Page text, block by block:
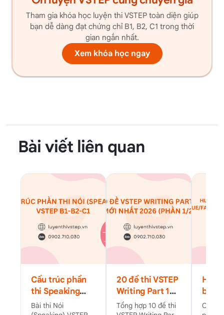
Tham gia khóa học luyện thi VSTEP toàn diện giúp
bạn dễ dàng đạt chứng chỉ B1, B2, C1 trong thời
gian ngắn nhất.
Xem khóa học ngay
Bài viết liên quan
Cấu trúc phần
thi Speaking
VSTEP B1-C1 và
Bài thi Nói
20 đề thi VSTEP
Writing Part 1
mới nhất năm
Tổng hợp 10 đề thi
bài
Chi